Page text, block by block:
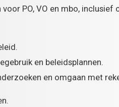
PO, VO en mbo, inclusief
en beleidsplannen.
en omgaan met